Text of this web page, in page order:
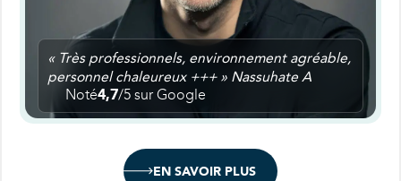
EN SAVOIR PLUS
« Très professionnels, environnement agréable,
personnel chaleureux +++ » Nassuhate A
Noté4,7/5 sur Google